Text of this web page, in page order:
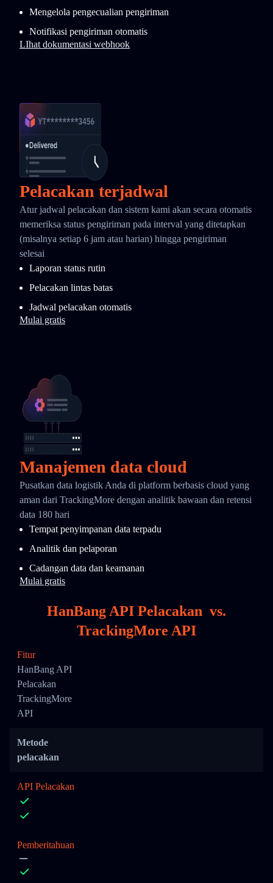
Mengelola pengecualian pengiriman
Notifikasi pengiriman otomatis
LIhat dokumentasi webhook
Pelacakan terjadwal
Atur jadwal pelacakan dan sistem kami akan secara otomatis
memeriksa status pengiriman pada interval yang ditetapkan
(misalnya setiap 6 jam atau harian) hingga pengiriman
selesai
Laporan status rutin
Pelacakan lintas batas
Jadwal pelacakan otomatis
Mulai gratis
Manajemen data cloud
Pusatkan data logistik Anda di platform berbasis cloud yang
aman dari TrackingMore dengan analitik bawaan dan retensi
data 180 hari
Tempat penyimpanan data terpadu
Analitik dan pelaporan
Cadangan data dan keamanan
Mulai gratis
HanBang API Pelacakan vs.
TrackingMore API
Fitur
HanBang API
Pelacakan
TrackingMore
API
Metode
pelacakan
API Pelacakan
Pemberitahuan